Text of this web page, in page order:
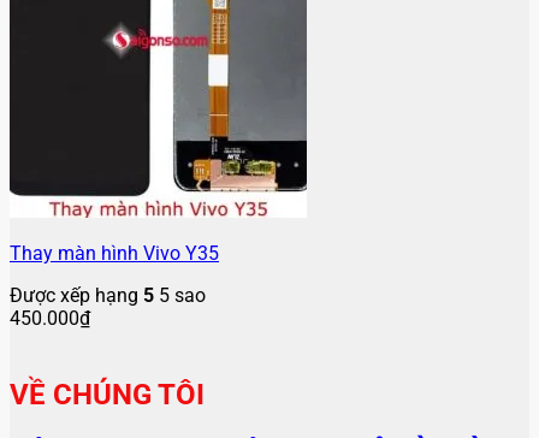
Thay màn hình Vivo Y35
Được xếp hạng 5 5 sao
450.000₫
VỀ CHÚNG TÔI